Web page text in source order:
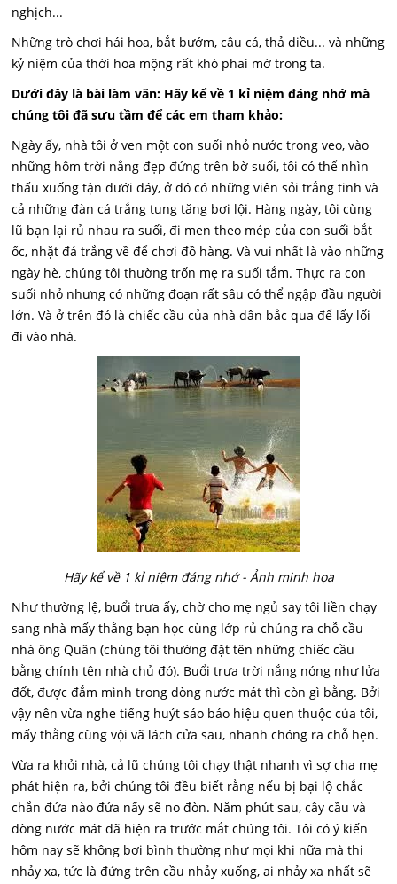
nghịch...
Những trò chơi hái hoa, bắt bướm, câu cá, thả diều... và những
kỷ niệm của thời hoa mộng rất khó phai mờ trong ta.
Dưới đây là bài làm văn: Hãy kể về 1 kỉ niệm đáng nhớ mà
chúng tôi đã sưu tầm để các em tham khảo:
Ngày ấy, nhà tôi ở ven một con suối nhỏ nước trong veo, vào
những hôm trời nắng đẹp đứng trên bờ suối, tôi có thể nhìn
thấu xuống tận dưới đáy, ở đó có những viên sỏi trắng tinh và
cả những đàn cá trắng tung tăng bơi lội. Hàng ngày, tôi cùng
lũ bạn lại rủ nhau ra suối, đi men theo mép của con suối bắt
ốc, nhặt đá trắng về để chơi đồ hàng. Và vui nhất là vào những
ngày hè, chúng tôi thường trốn mẹ ra suối tắm. Thực ra con
suối nhỏ nhưng có những đoạn rất sâu có thể ngập đầu người
lớn. Và ở trên đó là chiếc cầu của nhà dân bắc qua để lấy lối
đi vào nhà.
Hãy kể về 1 kỉ niệm đáng nhớ - Ảnh minh họa
Như thường lệ, buổi trưa ấy, chờ cho mẹ ngủ say tôi liền chạy
sang nhà mấy thằng bạn học cùng lớp rủ chúng ra chỗ cầu
nhà ông Quân (chúng tôi thường đặt tên những chiếc cầu
bằng chính tên nhà chủ đó). Buổi trưa trời nắng nóng như lửa
đốt, được đắm mình trong dòng nước mát thì còn gì bằng. Bởi
vậy nên vừa nghe tiếng huýt sáo báo hiệu quen thuộc của tôi,
mấy thằng cũng vội vã lách cửa sau, nhanh chóng ra chỗ hẹn.
Vừa ra khỏi nhà, cả lũ chúng tôi chạy thật nhanh vì sợ cha mẹ
phát hiện ra, bởi chúng tôi đều biết rằng nếu bị bại lộ chắc
chắn đứa nào đứa nấy sẽ no đòn. Năm phút sau, cây cầu và
dòng nước mát đã hiện ra trước mắt chúng tôi. Tôi có ý kiến
hôm nay sẽ không bơi bình thường như mọi khi nữa mà thi
nhảy xa, tức là đứng trên cầu nhảy xuống, ai nhảy xa nhất sẽ